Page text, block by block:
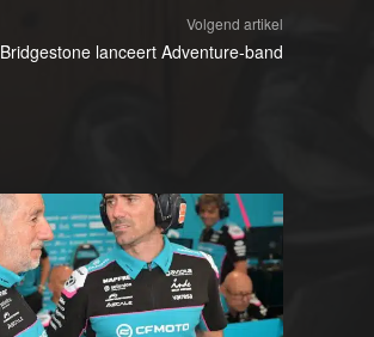
Volgend artikel
Bridgestone lanceert Adventure-band